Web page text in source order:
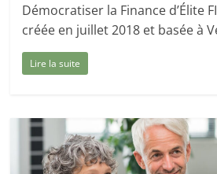
Démocratiser la Finance d’Élite
créée en juillet 2018 et basée à
Lire la suite